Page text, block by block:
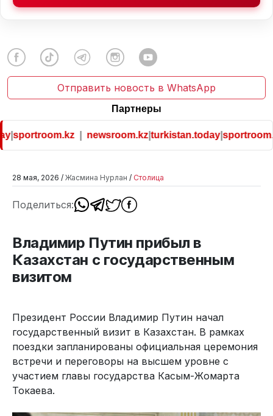
Отправить новость в WhatsApp
Партнеры
|sportroom.kz| newsroom.kz|turkistan.today|
28 мая, 2026 / Жасмина Нурлан / Столица
Поделиться:
Владимир Путин прибыл в
Казахстан с государственным
визитом
Президент России Владимир Путин начал
государственный визит в Казахстан. В рамках
поездки запланированы официальная церемония
встречи и переговоры на высшем уровне с
участием главы государства Касым-Жомарта
Токаева.